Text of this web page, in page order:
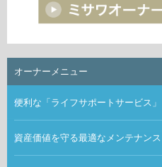
オーナーメニュー
便利な「ライフサポートサービス」
資産価値を守る最適なメンテナンス